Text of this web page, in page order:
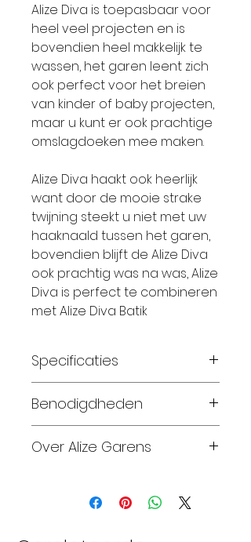
Alize Diva is toepasbaar voor
heel veel projecten en is
bovendien heel makkelijk te
wassen, het garen leent zich
ook perfect voor het breien
van kinder of baby projecten,
maar u kunt er ook prachtige
omslagdoeken mee maken.
Alize Diva haakt ook heerlijk
want door de mooie strake
twijning steekt u niet met uw
haaknaald tussen het garen,
bovendien blijft de Alize Diva
ook prachtig was na was, Alize
Diva is perfect te combineren
met Alize Diva Batik
Specificaties
Breinaalden: 2,5 –3,0
Materiaal: 100% Microfiber
Gewicht: 100 Gram
Benodigdheden
Maat 68-74: 1 bol
Maat 92-98: 2 bollen
Over Alize Garens
biedt sinds 1984 een grote